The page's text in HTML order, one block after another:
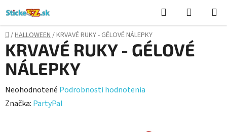
na
obsah
Hľadať
KOŠÍK
Domov
/HALLOWEEN/KRVAVÉ RUKY - GÉLOVÉ NÁLEPKY
KRVAVÉ RUKY - GÉLOVÉ
NÁLEPKY
Priemerné
hodnotenie
Neohodnotené Podrobnosti hodnotenia
Značka: PartyPal